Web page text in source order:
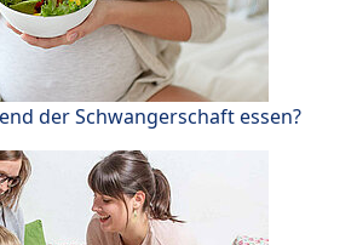
der Schwangerschaft essen?